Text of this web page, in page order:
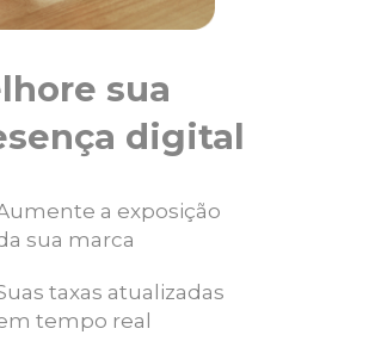
sua
digital
a exposição
sua marca
taxas atualizadas
tempo real